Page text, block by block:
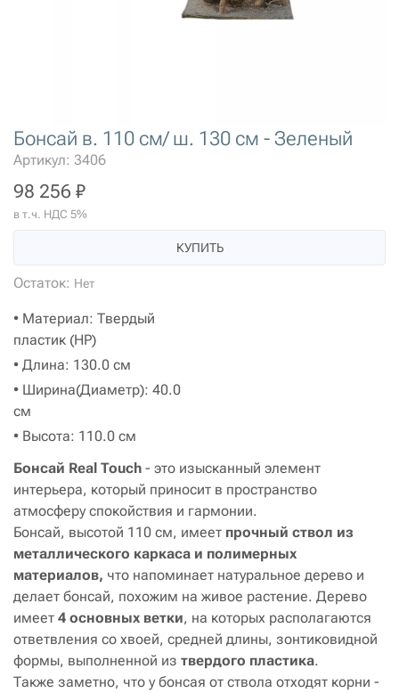
Бонсай в. 110 см/ ш. 130 см - Зеленый
Артикул: 3406
98 256 ₽
в т.ч. НДС 5%
КУПИТЬ
Остаток: Нет
• Материал: Твердый
пластик (HP)
• Длина: 130.0 см
• Ширина(Диаметр): 40.0
см
• Высота: 110.0 см
Бонсай Real Touch - это изысканный элемент
интерьера, который приносит в пространство
атмосферу спокойствия и гармонии.
Бонсай, высотой 110 см, имеет прочный ствол из
металлического каркаса и полимерных
материалов, что напоминает натуральное дерево и
делает бонсай, похожим на живое растение. Дерево
имеет 4 основных ветки, на которых располагаются
ответвления со хвоей, средней длины, зонтиковидной
формы, выполненной из твердого пластика.
Также заметно, что у бонсая от ствола отходят корни -